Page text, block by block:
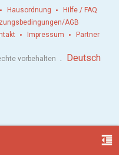
format_indent_decrease
Hausordnung
Hilfe / FAQ
AGB
Impressum Partner
vorbehalten . Deutsch